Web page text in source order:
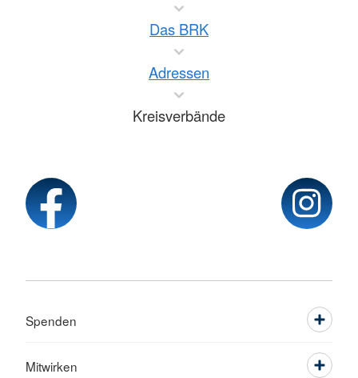
Das BRK
Adressen
Kreisverbände
Spenden
Mitwirken